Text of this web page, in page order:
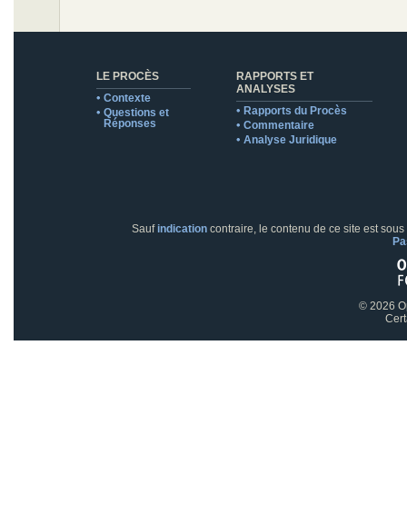
LE PROCÈS
Contexte
Questions et
Réponses
RAPPORTS ET
ANALYSES
Rapports du Procès
Commentaire
Analyse Juridique
Sauf indicationcontraire, le contenu de ce site est
© 2026